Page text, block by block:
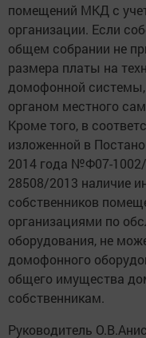
помещений МКД с
организации. Если
общем собрании не
размера платы на
домофонной системы,
органом местного
Кроме того, в
изложенной в
2014 года №Ф07-
28508/2013 наличие
собственников
организациями по
оборудования, не
домофонного
общего имущества
собственникам.
Руководитель